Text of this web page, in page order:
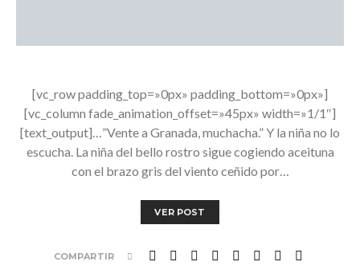
[vc_row padding_top=»0px» padding_bottom=»0px»]
[vc_column fade_animation_offset=»45px» width=»1/1″]
[text_output]…”Vente a Granada, muchacha.” Y la niña no lo
escucha. La niña del bello rostro sigue cogiendo aceituna
con el brazo gris del viento ceñido por…
VER POST
COMPARTIR